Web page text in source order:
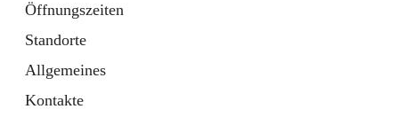
Öffnungszeiten
Standorte
Allgemeines
Kontakte
Tab
Gemeindezeitung
Ordner
öffnet
in
neuem
Tab